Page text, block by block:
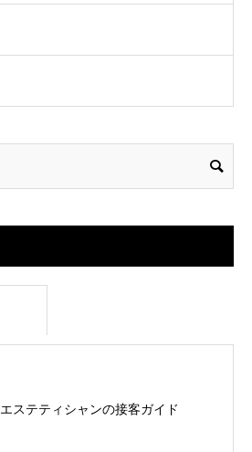
エステティシャンの接客ガイド